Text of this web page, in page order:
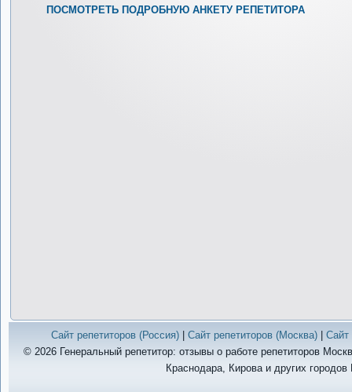
ПОСМОТРЕТЬ ПОДРОБНУЮ АНКЕТУ РЕПЕТИТОРА
Сайт репетиторов (Россия)| Сайт репетиторов (Москва)| Сайт
© 2026 Генеральный репетитор: отзывы о работе репетиторов
Краснодара, Кирова и других городов